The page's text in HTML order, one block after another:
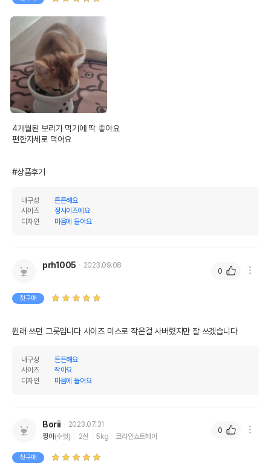
AS책임자와 전화번호
또는 소비자상담 관련
전화번호
유통기한
4개월된 보리가 먹기에 딱 좋아요
편한자세로 먹어요
#상품후기
내구성
튼튼해요
사이즈
정사이즈예요
디자인
마음에 들어요
prh1005 2023.09.08
첫구매
원래 쓰던 그릇입니다 사이즈 미스로 작은걸 사버렸지만 잘 쓰겠습니다
내구성
튼튼해요
사이즈
작아요
디자인
마음에 들어요
0
Borii
2023.07.31
짱아(수컷) 2살 5kg 코리안쇼트헤어
첫구매
0